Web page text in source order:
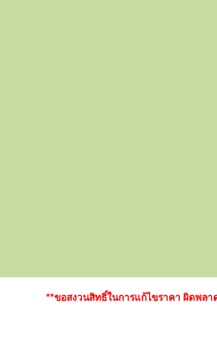
**ขอสงวนสิทธิ์ในการแก้ไขราคา ผิดพล